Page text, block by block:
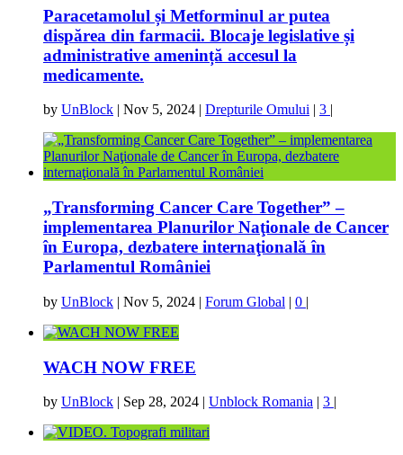
Paracetamolul și Metforminul ar putea
dispărea din farmacii. Blocaje legislative și
administrative amenință accesul la
medicamente.
by UnBlock | Nov 5, 2024 | Drepturile Omului | 3 |
„Transforming Cancer Care Together” –
implementarea Planurilor Naţionale de Cancer
în Europa, dezbatere internaţională în
Parlamentul României
by UnBlock | Nov 5, 2024 | Forum Global | 0 |
WACH NOW FREE
by UnBlock | Sep 28, 2024 | Unblock Romania | 3 |